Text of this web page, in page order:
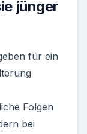
jünger
für ein
Folgen
bei